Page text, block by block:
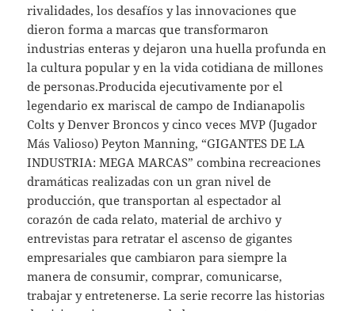
rivalidades, los desafíos y las innovaciones que
dieron forma a marcas que transformaron
industrias enteras y dejaron una huella profunda en
la cultura popular y en la vida cotidiana de millones
de personas.Producida ejecutivamente por el
legendario ex mariscal de campo de Indianapolis
Colts y Denver Broncos y cinco veces MVP (Jugador
Más Valioso) Peyton Manning, “GIGANTES DE LA
INDUSTRIA: MEGA MARCAS” combina recreaciones
dramáticas realizadas con un gran nivel de
producción, que transportan al espectador al
corazón de cada relato, material de archivo y
entrevistas para retratar el ascenso de gigantes
empresariales que cambiaron para siempre la
manera de consumir, comprar, comunicarse,
trabajar y entretenerse. La serie recorre las historias